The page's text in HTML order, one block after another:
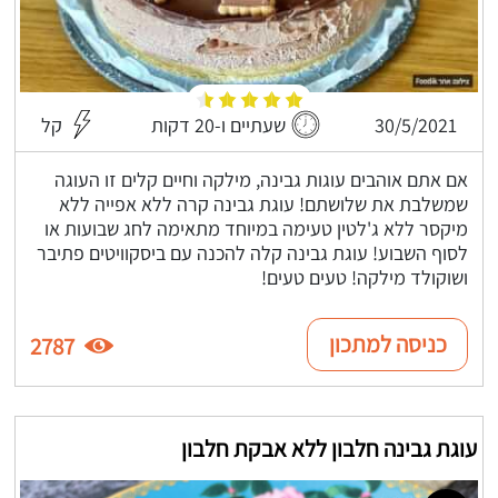
30/5/2021 שעתיים ו-20 דקות קל
אם אתם אוהבים עוגות גבינה, מילקה וחיים קלים זו העוגה
שמשלבת את שלושתם! עוגת גבינה קרה ללא אפייה ללא
מיקסר ללא ג'לטין טעימה במיוחד מתאימה לחג שבועות או
לסוף השבוע! עוגת גבינה קלה להכנה עם ביסקוויטים פתיבר
ושוקולד מילקה! טעים טעים!
כניסה למתכון 2787
עוגת גבינה חלבון ללא אבקת חלבון